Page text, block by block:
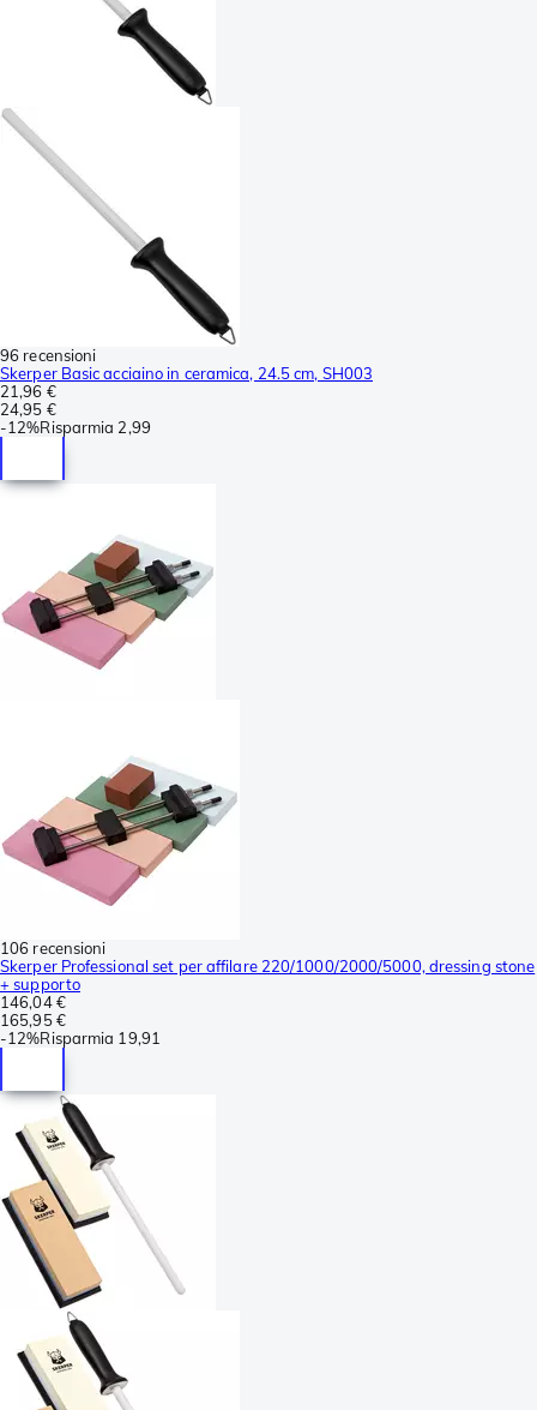
96 recensioni
Skerper Basic acciaino in ceramica, 24.5 cm, SH003
21,96 €
24,95 €
-12%Risparmia 2,99
106 recensioni
Skerper Professional set per affilare 220/1000/2000/5000, dressing stone
+ supporto
146,04 €
165,95 €
-12%Risparmia 19,91